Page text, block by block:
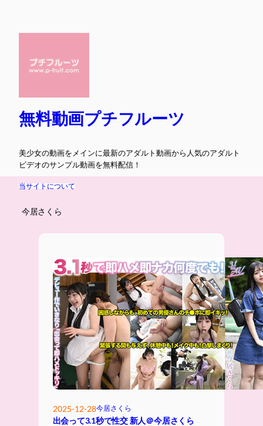
無料動画プチフルーツ
美少女の動画をメインに最新のアダルト動画から人気のアダルト
ビデオのサンプル動画を無料配信！
当サイトについて
今居さくら
2025-12-28今居さくら
出会って3.1秒で性交 新人＠今居さくら